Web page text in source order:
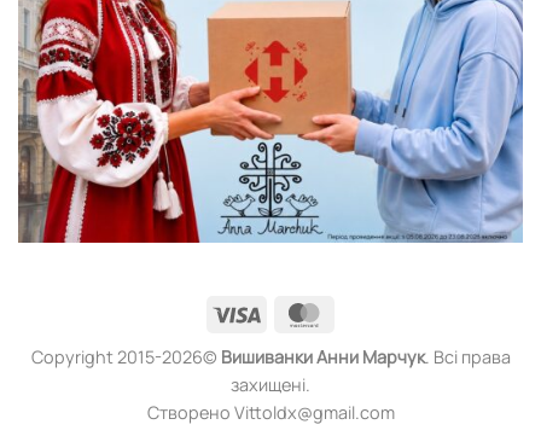
Visa
Copyright 2015-2026© ВишиванкиАнни Марчук. Всі права
захищені.
Створено Vittoldx@gmail.com